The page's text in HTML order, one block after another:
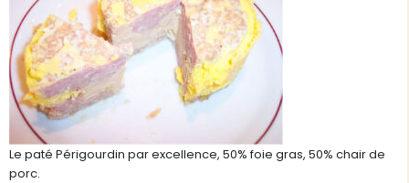
Le paté Périgourdin par excellence, 50% foie gras, 50% chair de
porc.